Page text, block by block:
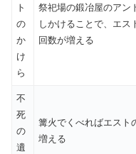
ト
の
か
け
ら
祭祀場の鍛冶屋のアン
しかけることで、エス
回数が増える
不
死
の
遺
篝火でくべればエスト
増える